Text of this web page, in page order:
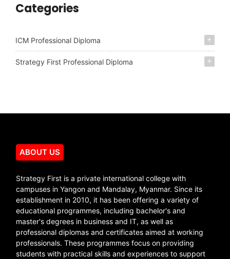
Categories
ICM Professional Diploma
Strategy First Professional Diploma
ABOUT US
Strategy First is a private international college with
campuses in Yangon and Mandalay, Myanmar. Since its
establishment in 2010, it has been offering a variety of
educational programmes, including bachelor's and
master's degrees in business and IT, as well as
professional diplomas and certificates aimed at working
professionals. These programmes focus on providing
students with practical skills and experiences to support